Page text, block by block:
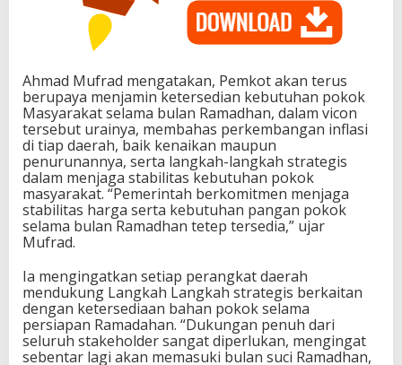
Ahmad Mufrad mengatakan, Pemkot akan terus
berupaya menjamin ketersedian kebutuhan pokok
Masyarakat selama bulan Ramadhan, dalam vicon
tersebut urainya, membahas perkembangan inflasi
di tiap daerah, baik kenaikan maupun
penurunannya, serta langkah-langkah strategis
dalam menjaga stabilitas kebutuhan pokok
masyarakat. “Pemerintah berkomitmen menjaga
stabilitas harga serta kebutuhan pangan pokok
selama bulan Ramadhan tetep tersedia,” ujar
Mufrad.
Ia mengingatkan setiap perangkat daerah
mendukung Langkah Langkah strategis berkaitan
dengan ketersediaan bahan pokok selama
persiapan Ramadahan. “Dukungan penuh dari
seluruh stakeholder sangat diperlukan, mengingat
sebentar lagi akan memasuki bulan suci Ramadhan,